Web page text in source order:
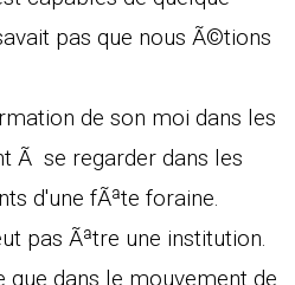
pas que nous Ã©tions
de son moi dans les
Ã se regarder dans les
d'une fÃªte foraine.
pas Ãªtre une institution.
que dans le mouvement de